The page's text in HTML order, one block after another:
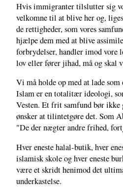
Hvis immigranter tilslutter sig
velkomne til at blive her og,
de rettigheder, som vores
hjælpe dem med at blive
forbrydelser, handler imod vore
lov eller fører jihad, må og skal
Vi må holde op med at lade
Islam er en totalitær ideologi,
Vesten. Et frit samfund bør
ønsker at tilintetgøre det. Som
"De der nægter andre frihed,
Hver eneste halal-butik, hver
islamisk skole og hver eneste
være et skridt henimod det
underkastelse.